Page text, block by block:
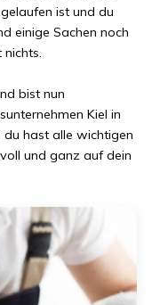
ist und du
einige Sachen noch
bist nun
Kiel in
hast alle wichtigen
und ganz auf dein